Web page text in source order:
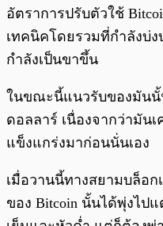
อัตราการปรับตัวใช้
เทคนิคโดยรวมที่กำลังบ่
กำลังเป็นขาขึ้น
ในขณะนี้แนวรับของมันนั้
ดอลลาร์ เนื่องจากว่ามัน
แข็งแกร่งมาก่อนนั่นเอง
เมื่อวานนี้ทางสยามบล็อก
ของ Bitcoin นั้นได้พุ่งไป